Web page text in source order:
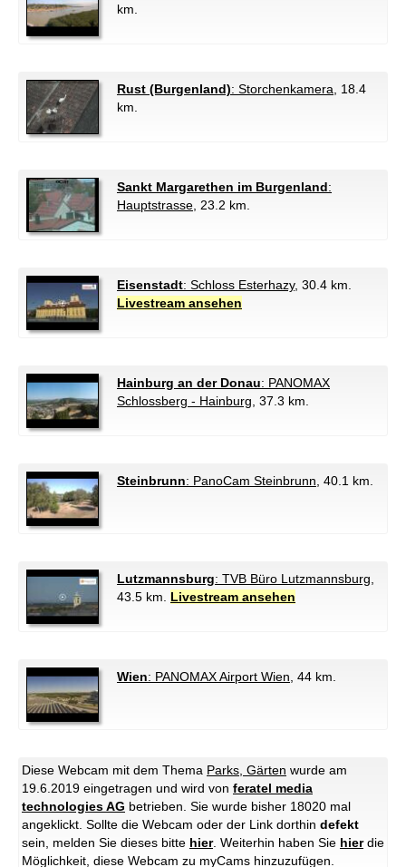
km.
Rust (Burgenland): Storchenkamera , 18.4
km.
Sankt Margarethen im Burgenland:
Hauptstrasse , 23.2 km.
Eisenstadt: Schloss Esterhazy, 30.4 km.
Livestream ansehen
Hainburg an der Donau: PANOMAX
Schlossberg - Hainburg , 37.3 km.
Steinbrunn: PanoCam Steinbrunn , 40.1 km.
Lutzmannsburg: TVB Büro Lutzmannsburg
43.5 km. Livestream ansehen
Wien: PANOMAX Airport Wien , 44 km.
Diese Webcam mit dem Thema Parks, Gärten wurde am
19.6.2019 eingetragen und wird von feratel media
technologies AG betrieben. Sie wurde bisher 18020 mal
angeklickt. Sollte die Webcam oder der Link dorthin defekt
sein, melden Sie dieses bitte hier. Weiterhin haben Sie hierdie
Möglichkeit, diese Webcam zu myCams hinzuzufügen.